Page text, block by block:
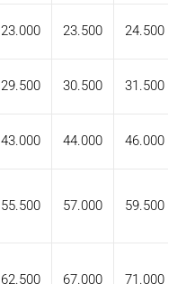
23.000 23.500 24.500
29.500 30.500 31.500
43.000 44.000 46.000
55.500 57.000 59.500
62.500 67.000 71.000